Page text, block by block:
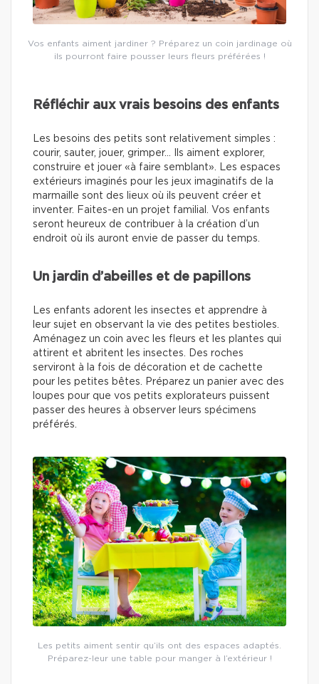
Vos enfants aiment jardiner ? Préparez un coin jardinage où
ils pourront faire pousser leurs fleurs préférées !
Réfléchir aux vrais besoins des enfants
Les besoins des petits sont relativement simples :
courir, sauter, jouer, grimper… Ils aiment explorer,
construire et jouer «à faire semblant». Les espaces
extérieurs imaginés pour les jeux imaginatifs de la
marmaille sont des lieux où ils peuvent créer et
inventer. Faites-en un projet familial. Vos enfants
seront heureux de contribuer à la création d’un
endroit où ils auront envie de passer du temps.
Un jardin d’abeilles et de papillons
Les enfants adorent les insectes et apprendre à
leur sujet en observant la vie des petites bestioles.
Aménagez un coin avec les fleurs et les plantes qui
attirent et abritent les insectes. Des roches
serviront à la fois de décoration et de cachette
pour les petites bêtes. Préparez un panier avec des
loupes pour que vos petits explorateurs puissent
passer des heures à observer leurs spécimens
préférés.
Les petits aiment sentir qu’ils ont des espaces adaptés.
Préparez-leur une table pour manger à l’extérieur !